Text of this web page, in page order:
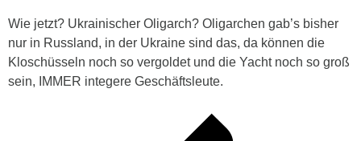
Wie jetzt? Ukrainischer Oligarch? Oligarchen gab’s bisher
nur in Russland, in der Ukraine sind das, da können die
Kloschüsseln noch so vergoldet und die Yacht noch so groß
sein, IMMER integere Geschäftsleute.